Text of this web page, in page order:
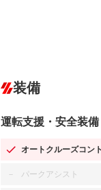
装備
運転支援・安全装備
オートクルーズコン
－ パークアシスト